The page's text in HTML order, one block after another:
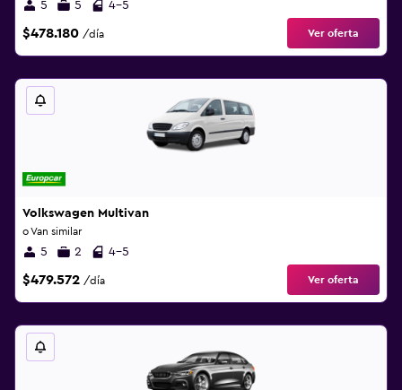
5 5 4-5
$478.180 /día Ver oferta
Volkswagen Multivan
o Van similar
5 2 4-5
$479.572 /día Ver oferta